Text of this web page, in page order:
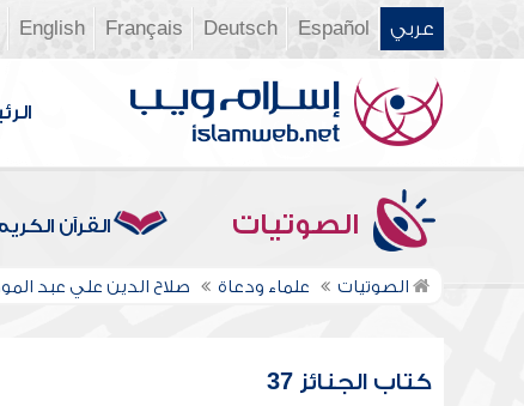
عربي Español
Deutsch
Français
English
الصوتيات القرآن
الصوتيات علماء ودعاة صلاح الدين علي عبد
كتاب الجنائز 37